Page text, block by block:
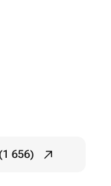
656)